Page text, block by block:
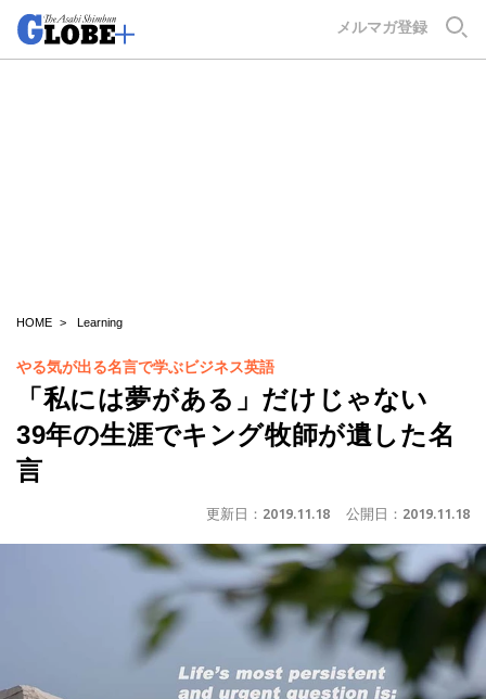
メルマガ登録
HOME Learning
やる気が出る名言で学ぶビジネス英語
「私には夢がある」だけじゃない
39年の生涯でキング牧師が遺した名
言
更新日： 2019.11.18 公開日： 2019.11.18